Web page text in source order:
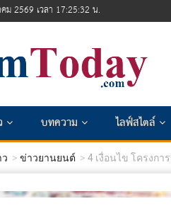
ม 2569 เวลา 17:25:33 น.
บทความ ไลฟ์สไตล์
ข่าวยานยนต์ 4 เงื่อนไข โครงการ